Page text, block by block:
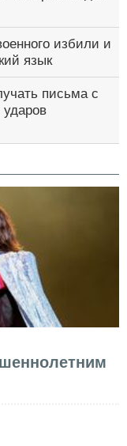
избили и
язык
письма с